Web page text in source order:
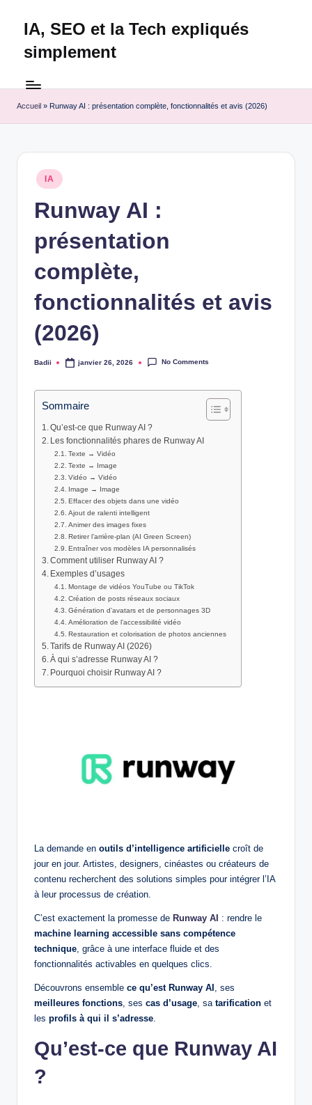
IA, SEO et la Tech expliqués
simplement
est
votre
destination
pour
l'actualité
tech.
Découvrez
des
experts,
dernières
innovations
Accueil » Runway AI : présentation complète, fonctionnalités et avis (2026)
Posted
in
IA
Runway AI :
présentation
complète,
fonctionnalités et avis
(2026)
Posted
Badii janvier 26, 2026 No Comments
Sommaire
Qu’est‑ce que Runway AI ?
Les fonctionnalités phares de Runway AI
Texte → Vidéo
Texte → Image
Vidéo → Vidéo
Image → Image
Effacer des objets dans une vidéo
Ajout de ralenti intelligent
Animer des images fixes
Retirer l’arrière‑plan (AI Green Screen)
Entraîner vos modèles IA personnalisés
Comment utiliser Runway AI ?
Exemples d’usages
Montage de vidéos YouTube ou TikTok
Création de posts réseaux sociaux
Génération d’avatars et de personnages 3D
Amélioration de l’accessibilité vidéo
Restauration et colorisation de photos anciennes
Tarifs de Runway AI (2026)
À qui s’adresse Runway AI ?
Pourquoi choisir Runway AI ?
La demande en outils d’intelligence artificielle croît de
jour en jour. Artistes, designers, cinéastes ou créateurs de
contenu recherchent des solutions simples pour intégrer l’IA
à leur processus de création.
C’est exactement la promesse de Runway AI : rendre le
machine learning accessible sans compétence
technique , grâce à une interface fluide et des
fonctionnalités activables en quelques clics.
Découvrons ensemble ce qu’est Runway AI
, ses
meilleures fonctions , ses cas d’usage , sa tarification et
les profils à qui il s’adresse
Qu’est‑ce que Runway AI
?